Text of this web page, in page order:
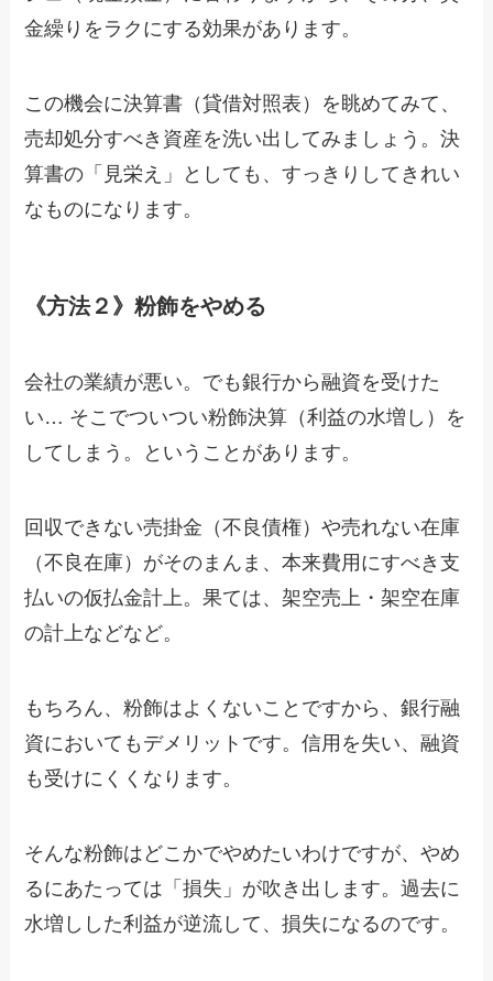
金繰りをラクにする効果があります。
この機会に決算書（貸借対照表）を眺めてみて、
売却処分すべき資産を洗い出してみましょう。決
算書の「見栄え」としても、すっきりしてきれい
なものになります。
《方法２》粉飾をやめる
会社の業績が悪い。でも銀行から融資を受けた
い… そこでついつい粉飾決算（利益の水増し）を
してしまう。ということがあります。
回収できない売掛金（不良債権）や売れない在庫
（不良在庫）がそのまんま、本来費用にすべき支
払いの仮払金計上。果ては、架空売上・架空在庫
の計上などなど。
もちろん、粉飾はよくないことですから、銀行融
資においてもデメリットです。信用を失い、融資
も受けにくくなります。
そんな粉飾はどこかでやめたいわけですが、やめ
るにあたっては「損失」が吹き出します。過去に
水増しした利益が逆流して、損失になるのです。